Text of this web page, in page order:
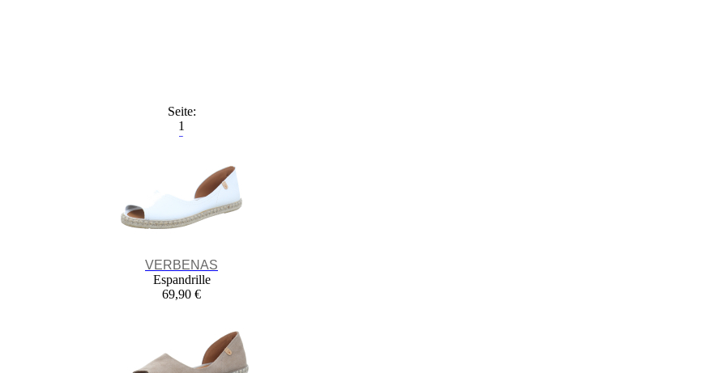
Seite:
1
2
VERBENAS
Espandrille
69,90 €